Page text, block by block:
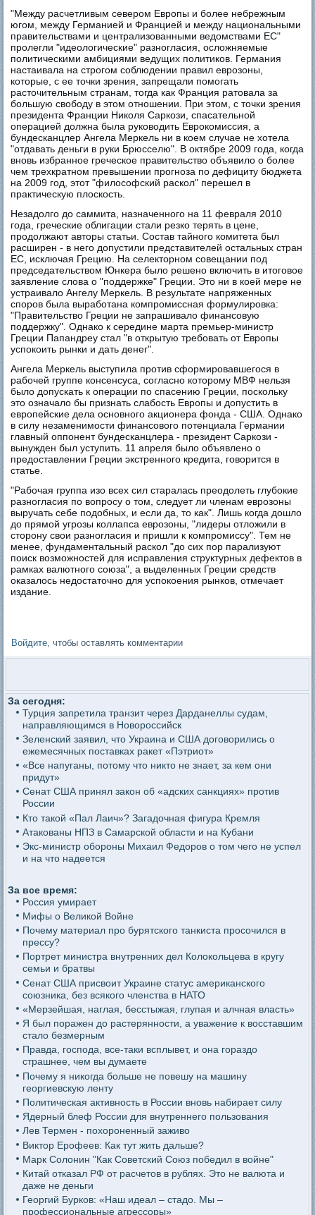
"Между расчетливым севером Европы и более небрежным
югом, между Германией и Францией и между национальными
правительствами и централизованными ведомствами ЕС"
пролегли "идеологические" разногласия, осложняемые
политическими амбициями ведущих политиков. Германия
настаивала на строгом соблюдении правил еврозоны,
которые, с ее точки зрения, запрещали помогать
расточительным странам, тогда как Франция ратовала за
большую свободу в этом отношении. При этом, с точки зрения
президента Франции Николя Саркози, спасательной
операцией должна была руководить Еврокомиссия, а
бундесканцлер Ангела Меркель ни в коем случае не хотела
"отдавать деньги в руки Брюсселю". В октябре 2009 года, когда
вновь избранное греческое правительство объявило о более
чем трехкратном превышении прогноза по дефициту бюджета
на 2009 год, этот "философский раскол" перешел в
практическую плоскость.
Незадолго до саммита, назначенного на 11 февраля 2010
года, греческие облигации стали резко терять в цене,
продолжают авторы статьи. Состав тайного комитета был
расширен - в него допустили представителей остальных стран
ЕС, исключая Грецию. На селекторном совещании под
председательством Юнкера было решено включить в итоговое
заявление слова о "поддержке" Греции. Это ни в коей мере не
устраивало Ангелу Меркель. В результате напряженных
споров была выработана компромиссная формулировка:
"Правительство Греции не запрашивало финансовую
поддержку". Однако к середине марта премьер-министр
Греции Папандреу стал "в открытую требовать от Европы
успокоить рынки и дать денег".
Ангела Меркель выступила против сформировавшегося в
рабочей группе консенсуса, согласно которому МВФ нельзя
было допускать к операции по спасению Греции, поскольку
это означало бы признать слабость Европы и допустить в
европейские дела основного акционера фонда - США. Однако
в силу незаменимости финансового потенциала Германии
главный оппонент бундесканцлера - президент Саркози -
вынужден был уступить. 11 апреля было объявлено о
предоставлении Греции экстренного кредита, говорится в
статье.
"Рабочая группа изо всех сил старалась преодолеть глубокие
разногласия по вопросу о том, следует ли членам еврозоны
выручать себе подобных, и если да, то как". Лишь когда дошло
до прямой угрозы коллапса еврозоны, "лидеры отложили в
сторону свои разногласия и пришли к компромиссу". Тем не
менее, фундаментальный раскол "до сих пор парализуют
поиск возможностей для исправления структурных дефектов в
рамках валютного союза", а выделенных Греции средств
оказалось недостаточно для успокоения рынков, отмечает
издание.
Войдите , чтобы оставлять комментарии
За сегодня:
Турция запретила транзит через Дарданеллы судам,
направляющимся в Новороссийск
Зеленский заявил, что Украина и США договорились о
ежемесячных поставках ракет «Пэтриот»
«Все напуганы, потому что никто не знает, за кем они
придут»
Сенат США принял закон об «адских санкциях» против
России
Кто такой «Пал Лаич»? Загадочная фигура Кремля
Атакованы НПЗ в Самарской области и на Кубани
Экс-министр обороны Михаил Федоров о том чего не успел
и на что надеется
За все время:
Россия умирает
Мифы о Великой Войне
Почему материал про бурятского танкиста просочился в
прессу?
Портрет министра внутренних дел Колокольцева в кругу
семьи и братвы
Сенат США присвоит Украине статус американского
союзника, без всякого членства в НАТО
«Мерзейшая, наглая, бесстыжая, глупая и алчная власть»
Я был поражен до растерянности, а уважение к восставшим
стало безмерным
Правда, господа, все-таки всплывет, и она гораздо
страшнее, чем вы думаете
Почему я никогда больше не повешу на машину
георгиевскую ленту
Политическая активность в России вновь набирает силу
Ядерный блеф России для внутреннего пользования
Лев Термен - похороненный заживо
Виктор Ерофеев: Как тут жить дальше?
Марк Солонин "Как Советский Союз победил в войне"
Китай отказал РФ от расчетов в рублях. Это не валюта и
даже не деньги
Георгий Бурков: «Наш идеал – стадо. Мы –
профессиональные агрессоры»